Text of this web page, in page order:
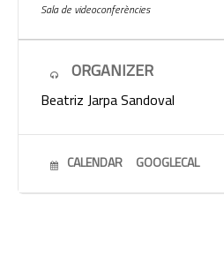
Sala de videoconferències
ORGANIZER
Beatriz Jarpa Sandoval
CALENDAR GOOGLECAL